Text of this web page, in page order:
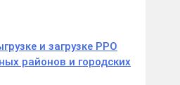
и загрузке РРО
районов и городских